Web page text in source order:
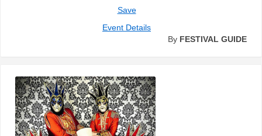
Save
Event Details
By FESTIVAL GUIDE